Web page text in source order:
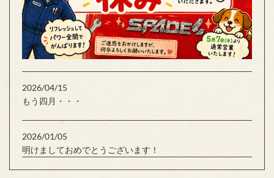
2026/04/15
もう四月・・・
2026/01/05
明けましておめでとうございます！